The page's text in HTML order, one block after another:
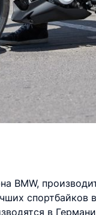
BMW,
спортбайков
в